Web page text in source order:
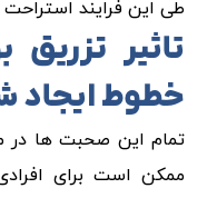
طی این فرایند
تاثیر
خطوط
تمام این صحبت ها در
ممکن است برای